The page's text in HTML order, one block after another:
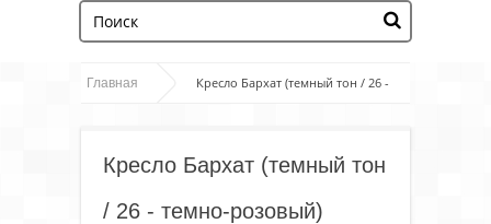
Главная Кресло Бархат (темный тон / 26 -
Кресло Бархат (темный тон
/ 26 - темно-розовый)